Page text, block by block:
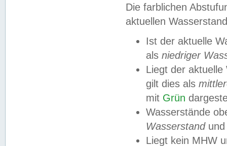
Die farblichen
aktuellen
Ist der aktuelle
als niedriger
Liegt der
gilt dies als
mit Grün
Wasserstände
Wasserstandund
Liegt kein MHW